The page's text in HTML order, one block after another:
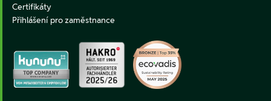
Certifikáty
Přihlášení pro zaměstnance